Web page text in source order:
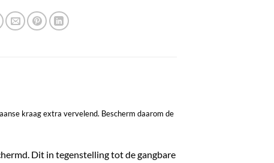
kraag extra vervelend. Bescherm daarom de
Dit in tegenstelling tot de gangbare